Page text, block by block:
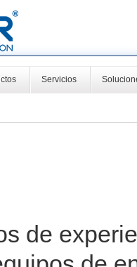
Servicios
de